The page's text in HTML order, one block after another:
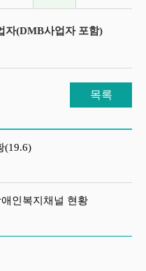
자(DMB사업자 포함)
목록
(19.6)
인복지채널 현황